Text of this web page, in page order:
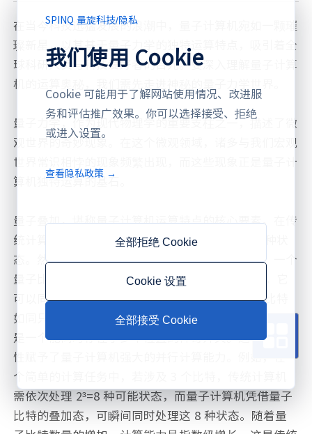
在当今科技迅猛发展的浪潮中，量子计算机宛如一颗璀
璨新星，以其基于量子力学的独特运算特点，吸引着全
球科研人员与科技爱好者的目光。要深入理解量子计算
机的运算奥秘，我们需先走进神秘的量子力学世界。
量子力学，作为现代物理学的重要支柱之一，描述了微
观世界的奇妙现象。在这个微观领域，诸多与我们宏观
世界常识相悖的现象频繁出现，而这些现象正是量子计
算机独特运算的基石。
量子叠加，堪称量子计算机运算特点的核心要素。在传
统计算机中，信息的基本单位比特仅有 0 和 1 两种状
态。然而，量子计算机中的量子比特却截然不同。一个
量子比特不仅能呈现 0 或 1 的状态，更神奇的是，它
可以同时处于 0 和 1 的叠加态。想象一下，传统比特
如同只能在两个固定位置切换的开关，而量子比特则像
是一个能同时存在于多个位置的神奇开关。这种叠加特
性赋予了量子计算机强大的并行计算能力。例如，在一
个简单的计算任务中，若涉及 3 个比特，传统计算机
需依次处理 2³=8 种可能状态，而量子计算机凭借量子
比特的叠加态，可瞬间同时处理这 8 种状态。随着量
SPINQ 量旋科技/隐私
我们使用 Cookie
Cookie 可能用于了解网站使用情况、改进服
务和评估推广效果。你可以选择接受、拒绝
或进入设置。
查看隐私政策 →
全部拒绝 Cookie
Cookie 设置
全部接受 Cookie